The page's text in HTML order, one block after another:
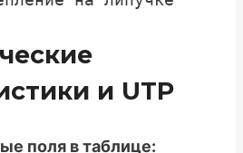
и UTP
поля в таблице: